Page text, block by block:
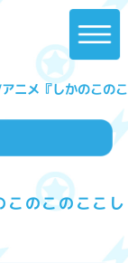
ニメ『しかのこの
のこのここし